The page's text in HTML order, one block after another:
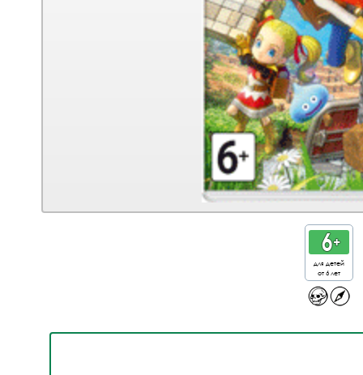
для детей
от 6 лет